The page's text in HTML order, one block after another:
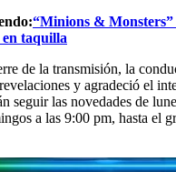
“Minions & Monsters”
en taquilla
de la transmisión, la
y agradeció el
seguir las novedades de
a las 9:00 pm, hasta el